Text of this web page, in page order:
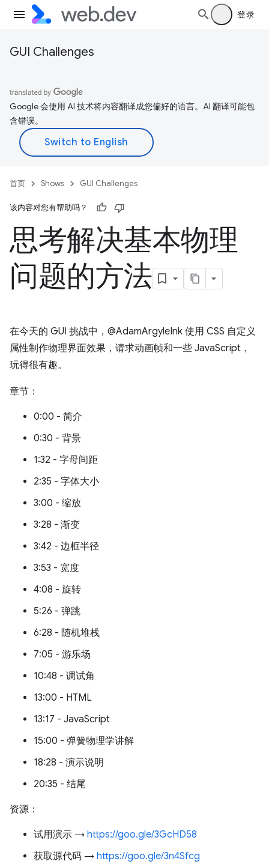
登录
GUI Challenges
Google 会使用 AI 技术将内容翻译成您偏好的语言。AI 翻译可能包
含错误。
首页 Shows GUI Challenges
该内容对您有帮助吗？
思考解决基本物理
问题的方法
在今天的 GUI 挑战中，@AdamArgyleInk 使用 CSS 自定义
属性制作物理界面效果，请求动画帧和一些 JavaScript，
玩得很有趣。
章节：
0:00 - 简介
0:30 - 背景
1:32 - 字母间距
2:35 - 字体大小
3:00 - 缩放
3:28 - 渐变
3:42 - 边框半径
3:53 - 宽度
4:08 - 旋转
5:26 - 弹跳
6:28 - 随机堆栈
7:05 - 游乐场
10:48 - 调试角
13:00 - HTML
13:17 - JavaScript
15:00 - 弹簧物理学讲解
18:28 - 演示说明
20:35 - 结尾
资源：
试用演示 → https://goo.gle/3GcHD58
获取源代码 → https://goo.gle/3n4Sfcg